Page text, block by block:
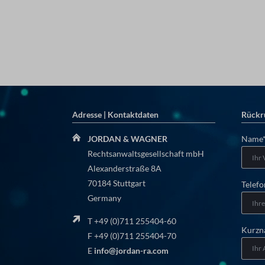
Adresse | Kontaktdaten
JORDAN & WAGNER
Rechtsanwaltsgesellschaft mbH
Alexanderstraße 8A
70184 Stuttgart
Germany
T +49 (0)711 255404-60
F +49 (0)711 255404-70
E info@jordan-ra.com
Name*